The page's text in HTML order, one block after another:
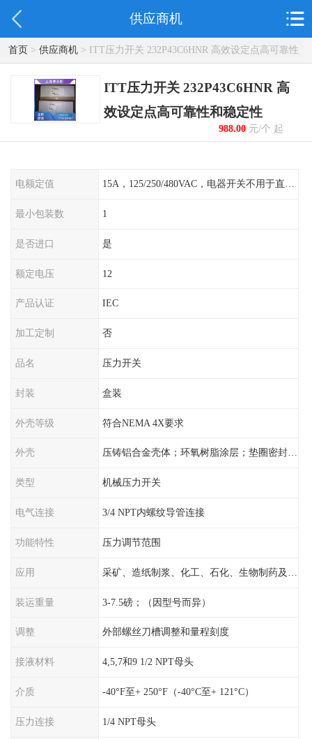
供应商机
首页> 供应商机> ITT压力开关 232P43C6HNR 高效设定点高可靠性
和稳定性
ITT压力开关 232P43C6HNR 高
效设定点高可靠性和稳定性
988.00元/个 起
电额定值
最小包装数 1
是否进口 是
额定电压 12
产品认证 IEC
加工定制 否
品名 压力开关
封装 盒装
外壳等级 符合NEMA 4X要求
外壳 压铸铝合金壳体；环氧树脂涂层；垫圈密封；卡紧螺丝
类型 机械压力开关
电气连接 3/4 NPT内螺纹导管连接
功能特性 压力调节范围
应用
装运重量 3-7.5磅；（因型号而异）
调整 外部螺丝刀槽调整和量程刻度
接液材料 4,5,7和9 1/2 NPT母头
介质 -40°F至+ 250°F（-40°C至+ 121°C）
压力连接 1/4 NPT母头